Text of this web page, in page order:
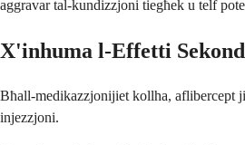
aggravar tal-kundizzjoni tiegħek u telf
X'inhuma l-Effetti
Bħall-medikazzjonijiet kollha, aflibercept
injezzjoni.